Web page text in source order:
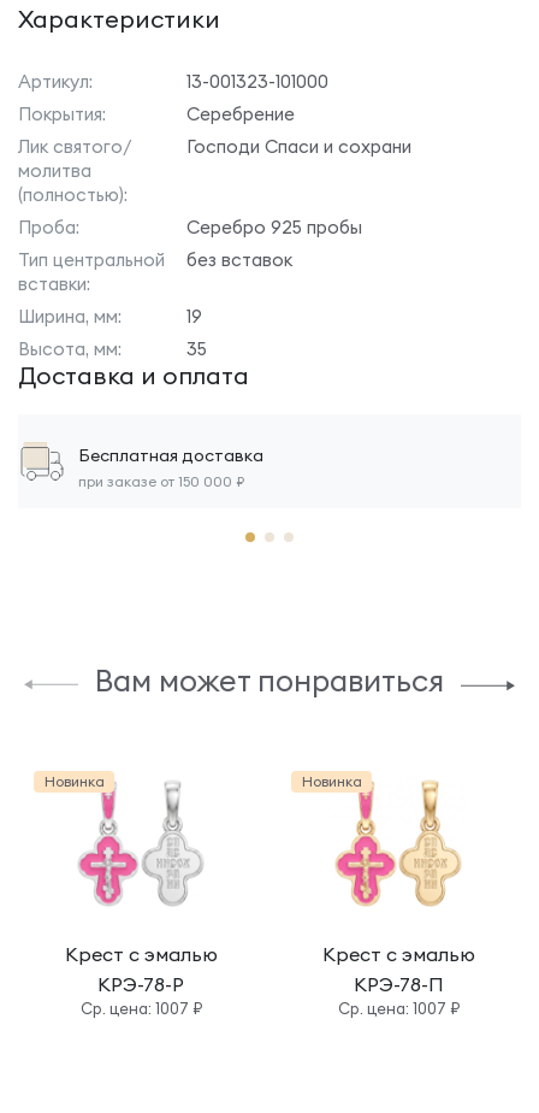
Характеристики
Артикул:
13-001323-101000
Покрытия:
Серебрение
Лик святого/
молитва
(полностью):
Господи Спаси и сохрани
Проба:
Серебро 925 пробы
Тип центральной
вставки:
без вставок
Ширина, мм:
19
Высота, мм:
35
Доставка и оплата
Бесплатная доставка
при заказе от 150 000 ₽
Вам может понравиться
Новинка
Крест с эмалью
КРЭ-78-Р
Cр. цена: 1007 ₽
Новинка
Крест с эмалью
КРЭ-78-П
Cр. цена: 1007 ₽